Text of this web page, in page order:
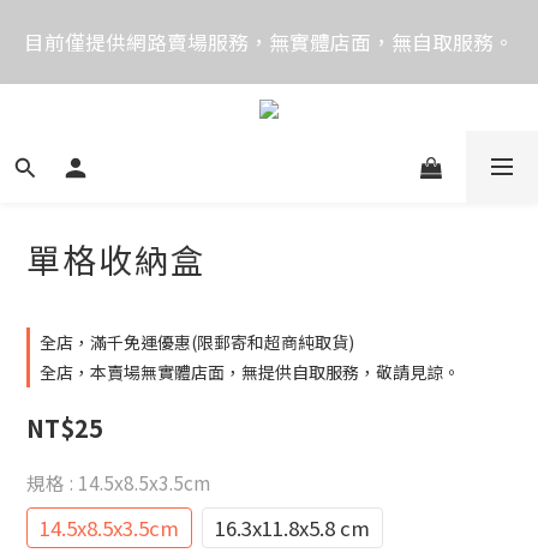
價格均含稅，下單享優惠！歡迎大量採購，由專人提供
專案報價。
目前僅提供網路賣場服務，無實體店面，無自取服務。
目前電話系統異常，暫時無法正常接聽來電，請改播
單格收納盒
全店，滿千免運優惠(限郵寄和超商純取貨)
全店，本賣場無實體店面，無提供自取服務，敬請見諒。
NT$25
規格 : 14.5x8.5x3.5cm
14.5x8.5x3.5cm 16.3x11.8x5.8 cm